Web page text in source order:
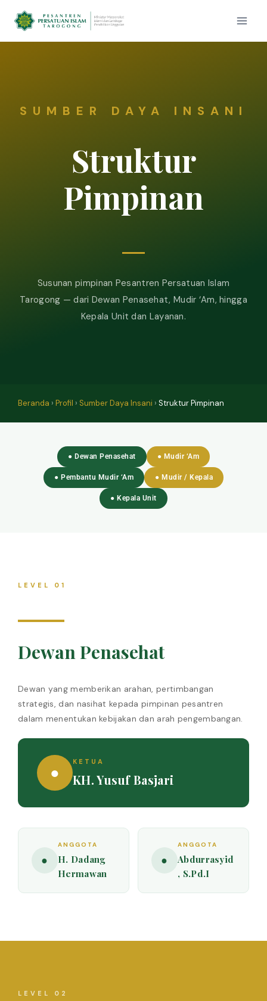
SUMBER DAYA INSANI
Struktur
Pimpinan
Susunan pimpinan Pesantren Persatuan Islam
Tarogong — dari Dewan Penasehat, Mudir ‘Am, hingga
Kepala Unit dan Layanan.
Beranda › Profil › Sumber Daya Insani › Struktur Pimpinan
● Dewan Penasehat ● Mudir ‘Am
● Pembantu Mudir ‘Am ● Mudir / Kepala
● Kepala Unit
LEVEL 01
Dewan Penasehat
Dewan yang memberikan arahan, pertimbangan
strategis, dan nasihat kepada pimpinan pesantren
dalam menentukan kebijakan dan arah pengembangan.
●
KETUA
KH. Yusuf Basjari
●
ANGGOTA
H. Dadang
Hermawan
●
ANGGOTA
Abdurrasyid
, S.Pd.I
LEVEL 02